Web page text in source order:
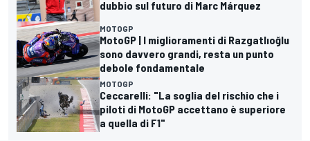
dubbio sul futuro di Marc Márquez
MOTOGP
MotoGP | I miglioramenti di Razgatlıoğlu
sono davvero grandi, resta un punto
debole fondamentale
MOTOGP
Ceccarelli: "La soglia del rischio che i
piloti di MotoGP accettano è superiore
a quella di F1"